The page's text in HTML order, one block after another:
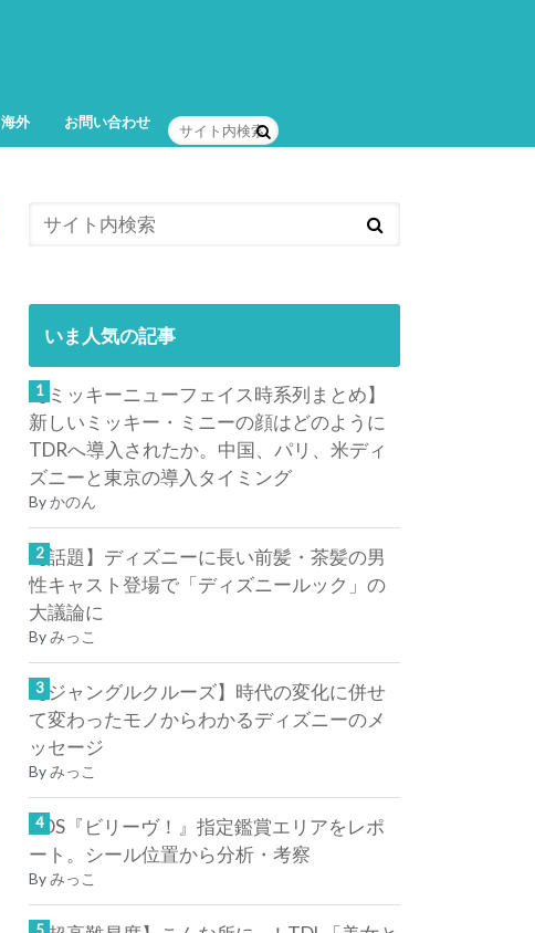
海外 お問い合わせ
いま人気の記事
【ミッキーニューフェイス時系列まとめ】
新しいミッキー・ミニーの顔はどのように
TDRへ導入されたか。中国、パリ、米ディ
ズニーと東京の導入タイミング
Byかのん
【話題】ディズニーに長い前髪・茶髪の男
性キャスト登場で「ディズニールック」の
大議論に
Byみっこ
【ジャングルクルーズ】時代の変化に併せ
て変わったモノからわかるディズニーのメ
ッセージ
Byみっこ
TDS『ビリーヴ！』指定鑑賞エリアをレポ
ート。シール位置から分析・考察
Byみっこ